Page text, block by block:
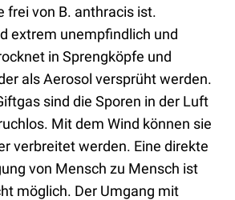
frei von B. anthracis ist.
extrem unempfindlich und
in Sprengköpfe und
als Aerosol versprüht werden.
sind die Sporen in der Luft
Mit dem Wind können sie
verbreitet werden. Eine direkte
von Mensch zu Mensch ist
möglich. Der Umgang mit